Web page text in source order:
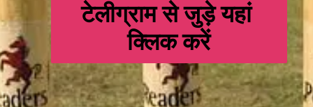
टेलीग्राम से जुड़े यहां
क्लिक करें